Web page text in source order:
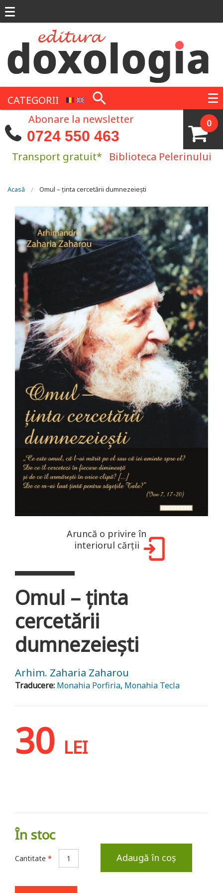
CATEGORII
0
Abonare la newsletter
0724 550 463
Transport gratuit* Biblioteca Pelerinului
Eşti aici
Acasă Omul – ținta cercetării dumnezeiești
Aruncă o privire în
interiorul cărții
Omul – ținta
cercetării
dumnezeiești
Arhim. Zaharia Zaharou
Traducere: Monahia Porfiria, Monahia Tecla
30 LEI
În stoc
Cantitate * Adaugă în coș